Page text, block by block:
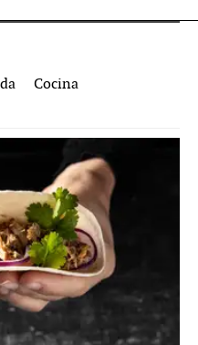
Cocina